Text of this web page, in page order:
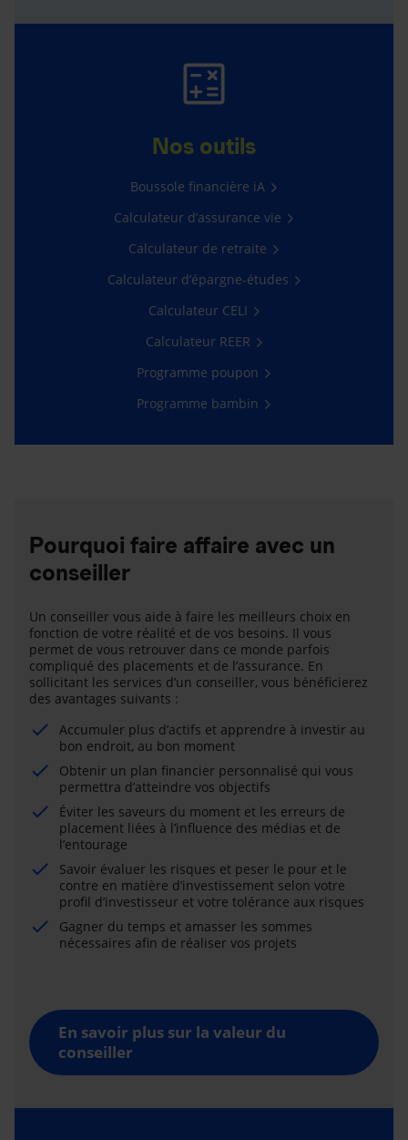
Nos outils
Boussole financière iA
Calculateur d’assurance vie
Calculateur de retraite
Calculateur d’épargne-études
Calculateur CELI
Calculateur REER
Programme poupon
Programme bambin
Pourquoi faire affaire avec un
conseiller
Un conseiller vous aide à faire les meilleurs choix en
fonction de votre réalité et de vos besoins. Il vous
permet de vous retrouver dans ce monde parfois
compliqué des placements et de l’assurance. En
sollicitant les services d’un conseiller, vous bénéficierez
des avantages suivants :
Accumuler plus d’actifs et apprendre à investir au
bon endroit, au bon moment
Obtenir un plan financier personnalisé qui vous
permettra d’atteindre vos objectifs
Éviter les saveurs du moment et les erreurs de
placement liées à l’influence des médias et de
l’entourage
Savoir évaluer les risques et peser le pour et le
contre en matière d’investissement selon votre
profil d’investisseur et votre tolérance aux risques
Gagner du temps et amasser les sommes
nécessaires afin de réaliser vos projets
En savoir plus sur la valeur du
conseiller